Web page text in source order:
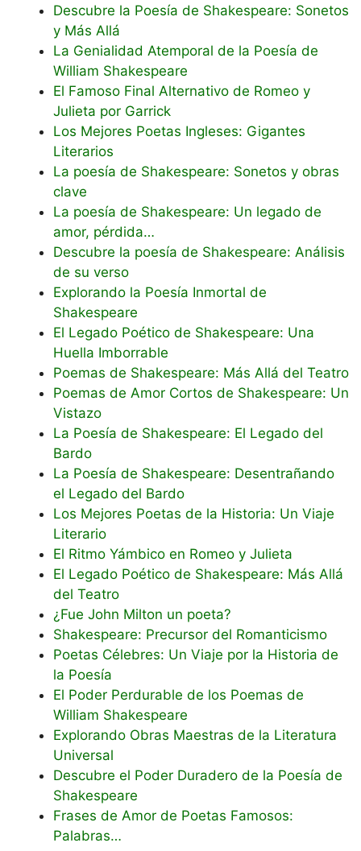
Descubre la Poesía de Shakespeare: Sonetos
y Más Allá
La Genialidad Atemporal de la Poesía de
William Shakespeare
El Famoso Final Alternativo de Romeo y
Julieta por Garrick
Los Mejores Poetas Ingleses: Gigantes
Literarios
La poesía de Shakespeare: Sonetos y obras
clave
La poesía de Shakespeare: Un legado de
amor, pérdida…
Descubre la poesía de Shakespeare: Análisis
de su verso
Explorando la Poesía Inmortal de
Shakespeare
El Legado Poético de Shakespeare: Una
Huella Imborrable
Poemas de Shakespeare: Más Allá del Teatro
Poemas de Amor Cortos de Shakespeare: Un
Vistazo
La Poesía de Shakespeare: El Legado del
Bardo
La Poesía de Shakespeare: Desentrañando
el Legado del Bardo
Los Mejores Poetas de la Historia: Un Viaje
Literario
El Ritmo Yámbico en Romeo y Julieta
El Legado Poético de Shakespeare: Más Allá
del Teatro
¿Fue John Milton un poeta?
Shakespeare: Precursor del Romanticismo
Poetas Célebres: Un Viaje por la Historia de
la Poesía
El Poder Perdurable de los Poemas de
William Shakespeare
Explorando Obras Maestras de la Literatura
Universal
Descubre el Poder Duradero de la Poesía de
Shakespeare
Frases de Amor de Poetas Famosos:
Palabras…